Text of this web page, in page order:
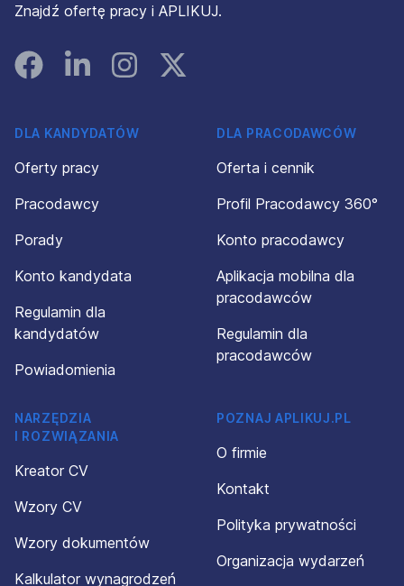
Znajdź ofertę pracy i APLIKUJ.
FacebookLinked InInstagramInstagram
DLA KANDYDATÓW
Oferty pracy
Pracodawcy
Porady
Konto kandydata
Regulamin dla
kandydatów
Powiadomienia
DLA PRACODAWCÓW
Oferta i cennik
Profil Pracodawcy 360°
Konto pracodawcy
Aplikacja mobilna dla
pracodawców
Regulamin dla
pracodawców
NARZĘDZIA
I ROZWIĄZANIA
Kreator CV
Wzory CV
Wzory dokumentów
Kalkulator wynagrodzeń
POZNAJ APLIKUJ.PL
O firmie
Kontakt
Polityka prywatności
Organizacja wydarzeń